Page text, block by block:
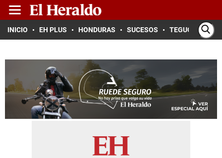
INICIO EH PLUS HONDURAS SUCESOS TEGUCIGALPA